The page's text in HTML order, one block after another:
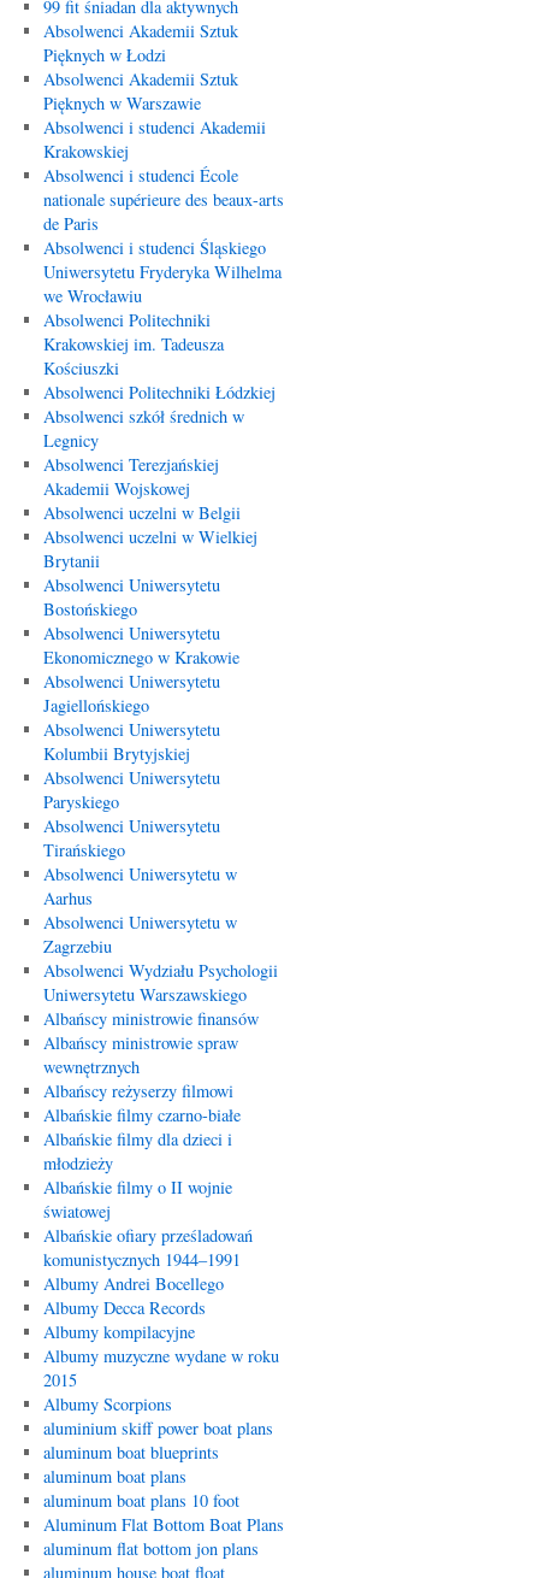
99 fit śniadan dla aktywnych
Absolwenci Akademii Sztuk
Pięknych w Łodzi
Absolwenci Akademii Sztuk
Pięknych w Warszawie
Absolwenci i studenci Akademii
Krakowskiej
Absolwenci i studenci École
nationale supérieure des beaux-arts
de Paris
Absolwenci i studenci Śląskiego
Uniwersytetu Fryderyka Wilhelma
we Wrocławiu
Absolwenci Politechniki
Krakowskiej im. Tadeusza
Kościuszki
Absolwenci Politechniki Łódzkiej
Absolwenci szkół średnich w
Legnicy
Absolwenci Terezjańskiej
Akademii Wojskowej
Absolwenci uczelni w Belgii
Absolwenci uczelni w Wielkiej
Brytanii
Absolwenci Uniwersytetu
Bostońskiego
Absolwenci Uniwersytetu
Ekonomicznego w Krakowie
Absolwenci Uniwersytetu
Jagiellońskiego
Absolwenci Uniwersytetu
Kolumbii Brytyjskiej
Absolwenci Uniwersytetu
Paryskiego
Absolwenci Uniwersytetu
Tirańskiego
Absolwenci Uniwersytetu w
Aarhus
Absolwenci Uniwersytetu w
Zagrzebiu
Absolwenci Wydziału Psychologii
Uniwersytetu Warszawskiego
Albańscy ministrowie finansów
Albańscy ministrowie spraw
wewnętrznych
Albańscy reżyserzy filmowi
Albańskie filmy czarno-białe
Albańskie filmy dla dzieci i
młodzieży
Albańskie filmy o II wojnie
światowej
Albańskie ofiary prześladowań
komunistycznych 1944–1991
Albumy Andrei Bocellego
Albumy Decca Records
Albumy kompilacyjne
Albumy muzyczne wydane w roku
2015
Albumy Scorpions
aluminium skiff power boat plans
aluminum boat blueprints
aluminum boat plans
aluminum boat plans 10 foot
Aluminum Flat Bottom Boat Plans
aluminum flat bottom jon plans
aluminum house boat float